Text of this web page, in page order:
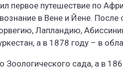
первое путешествие по
в Вене и Йене.
Лапландию,
а в 1878 году – в
сада, а в